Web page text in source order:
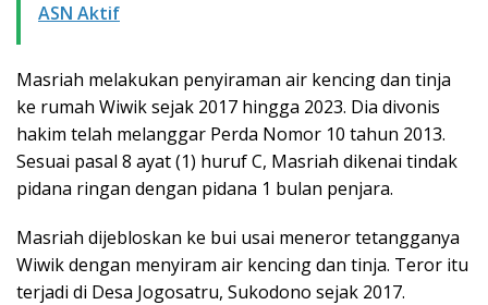
ASN Aktif
Masriah melakukan penyiraman air kencing dan tinja
ke rumah Wiwik sejak 2017 hingga 2023. Dia divonis
hakim telah melanggar Perda Nomor 10 tahun 2013.
Sesuai pasal 8 ayat (1) huruf C, Masriah dikenai tindak
pidana ringan dengan pidana 1 bulan penjara.
Masriah dijebloskan ke bui usai meneror tetangganya
Wiwik dengan menyiram air kencing dan tinja. Teror itu
terjadi di Desa Jogosatru, Sukodono sejak 2017.